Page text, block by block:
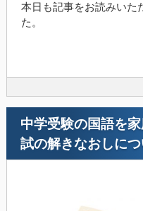
本日も記事をお読みいた
た。
中学受験の国語を
試の解きなおしに